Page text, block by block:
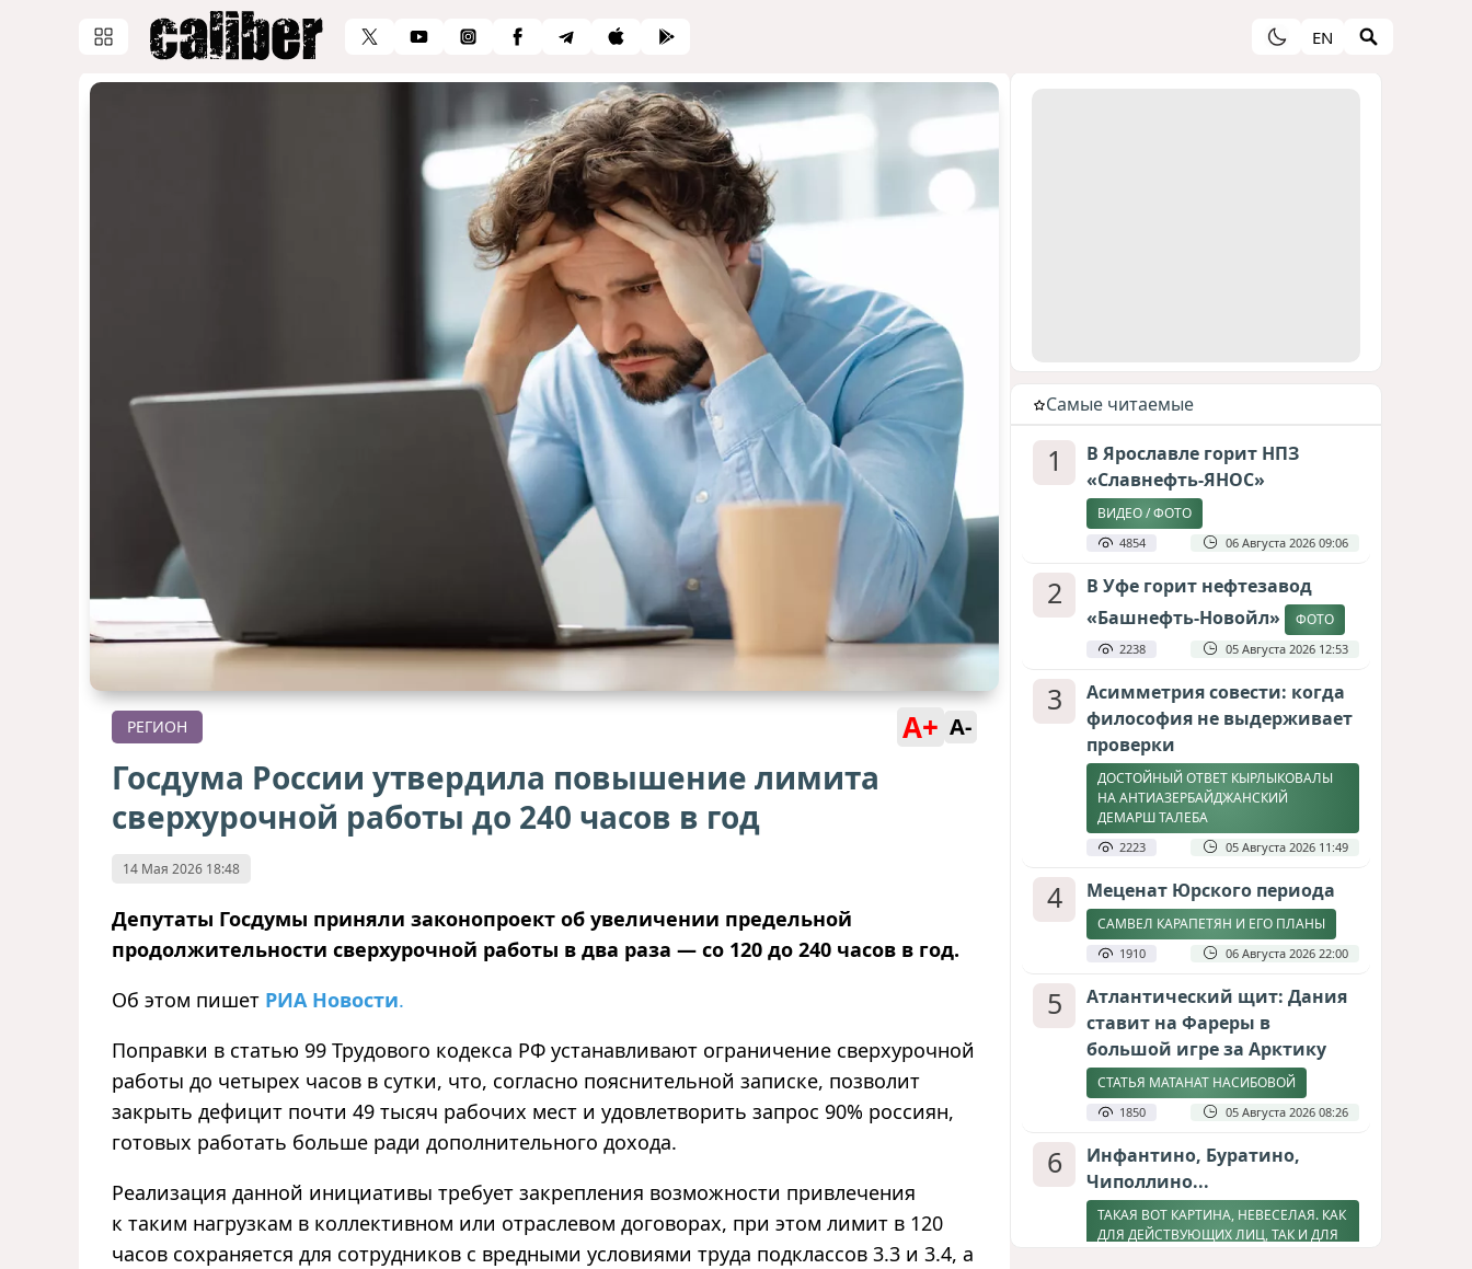
EN
РЕГИОН A+ A-
Госдума России утвердила повышение лимита
сверхурочной работы до 240 часов в год
14 Мая 2026 18:48
Депутаты Госдумы приняли законопроект об увеличении предельной
продолжительности сверхурочной работы в два раза — со 120 до 240 часов в год.
Об этом пишет РИА Новости.
Поправки в статью 99 Трудового кодекса РФ устанавливают ограничение сверхурочной
работы до четырех часов в сутки, что, согласно пояснительной записке, позволит
закрыть дефицит почти 49 тысяч рабочих мест и удовлетворить запрос 90% россиян,
готовых работать больше ради дополнительного дохода.
Реализация данной инициативы требует закрепления возможности привлечения
к таким нагрузкам в коллективном или отраслевом договорах, при этом лимит в 120
часов сохраняется для сотрудников с вредными условиями труда подклассов 3.3 и 3.4, а
Cамые читаемые
1
В Ярославле горит НПЗ
«Славнефть-ЯНОС»
ВИДЕО / ФОТО
4854 06 Августа 2026 09:06
2
В Уфе горит нефтезавод
«Башнефть-Новойл»
ФОТО
2238 05 Августа 2026 12:53
3
Асимметрия совести: когда
философия не выдерживает
проверки
ДОСТОЙНЫЙ ОТВЕТ КЫРЛЫКОВАЛЫ
НА АНТИАЗЕРБАЙДЖАНСКИЙ
ДЕМАРШ ТАЛЕБА
2223 05 Августа 2026 11:49
4 Меценат Юрского периода
САМВЕЛ КАРАПЕТЯН И ЕГО ПЛАНЫ
1910 06 Августа 2026 22:00
5
Атлантический щит: Дания
ставит на Фареры в
большой игре за Арктику
СТАТЬЯ МАТАНАТ НАСИБОВОЙ
1850 05 Августа 2026 08:26
6
Инфантино, Буратино,
Чиполлино...
ТАКАЯ ВОТ КАРТИНА, НЕВЕСЕЛАЯ. КАК
ДЛЯ ДЕЙСТВУЮЩИХ ЛИЦ, ТАК И ДЛЯ